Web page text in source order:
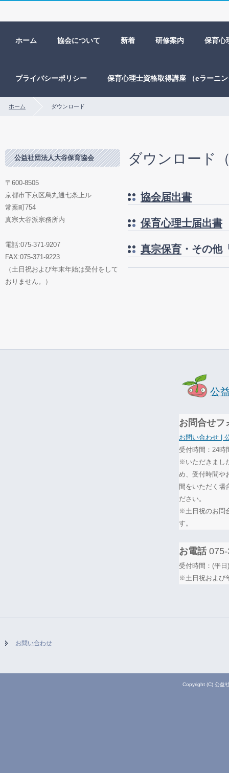
ホーム 協会について 新着 研修案内 保育心
プライバシーポリシー 保育心理士資格取得講座 （eラーニ
ホーム ダウンロード
ダウンロード
協会届出書
保育心理士届出書
真宗保育 ・その他
公益社団法人大谷保育協会
〒600-8505
京都市下京区烏丸通七条上ル
常葉町754
真宗大谷派宗務所内
電話:075-371-9207
FAX:075-371-9223
（土日祝および年末年始は受付をして
おりません。）
公
お問合せフ
お問い合わせ |
受付時間：24時
※いただきまし
め、受付時間や
間をいただく場
ださい。
※土日祝のお問
す。
お電話075-
受付時間：(平
※土日祝および
お問い合わせ
Copyright (C) 公益